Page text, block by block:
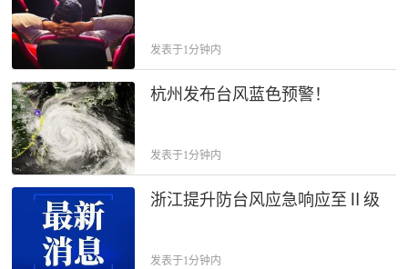
发表于1分钟内
杭州发布台风蓝色预警！
发表于1分钟内
浙江提升防台风应急响应至Ⅱ级
发表于1分钟内